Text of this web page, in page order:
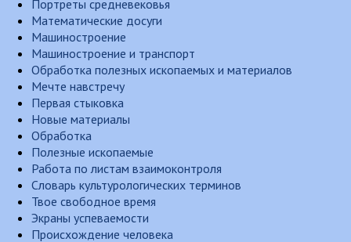
Портреты средневековья
Математические досуги
Машиностроение
Машиностроение и транспорт
Обработка полезных ископаемых и материалов
Мечте навстречу
Первая стыковка
Новые материалы
Обработка
Полезные ископаемые
Работа по листам взаимоконтроля
Словарь культурологических терминов
Твое свободное время
Экраны успеваемости
Происхождение человека